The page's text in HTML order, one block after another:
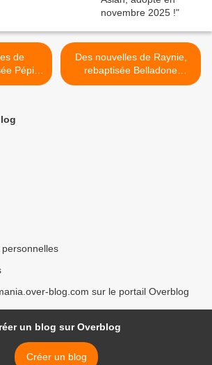
Pépite
2019 !
Des nouvelles de Raynie,
rebaptisée Belladone
adoptée en janvier 2020 qui
blog.com sur le portail Overblog
un blog sur Overblog
Créer un blog